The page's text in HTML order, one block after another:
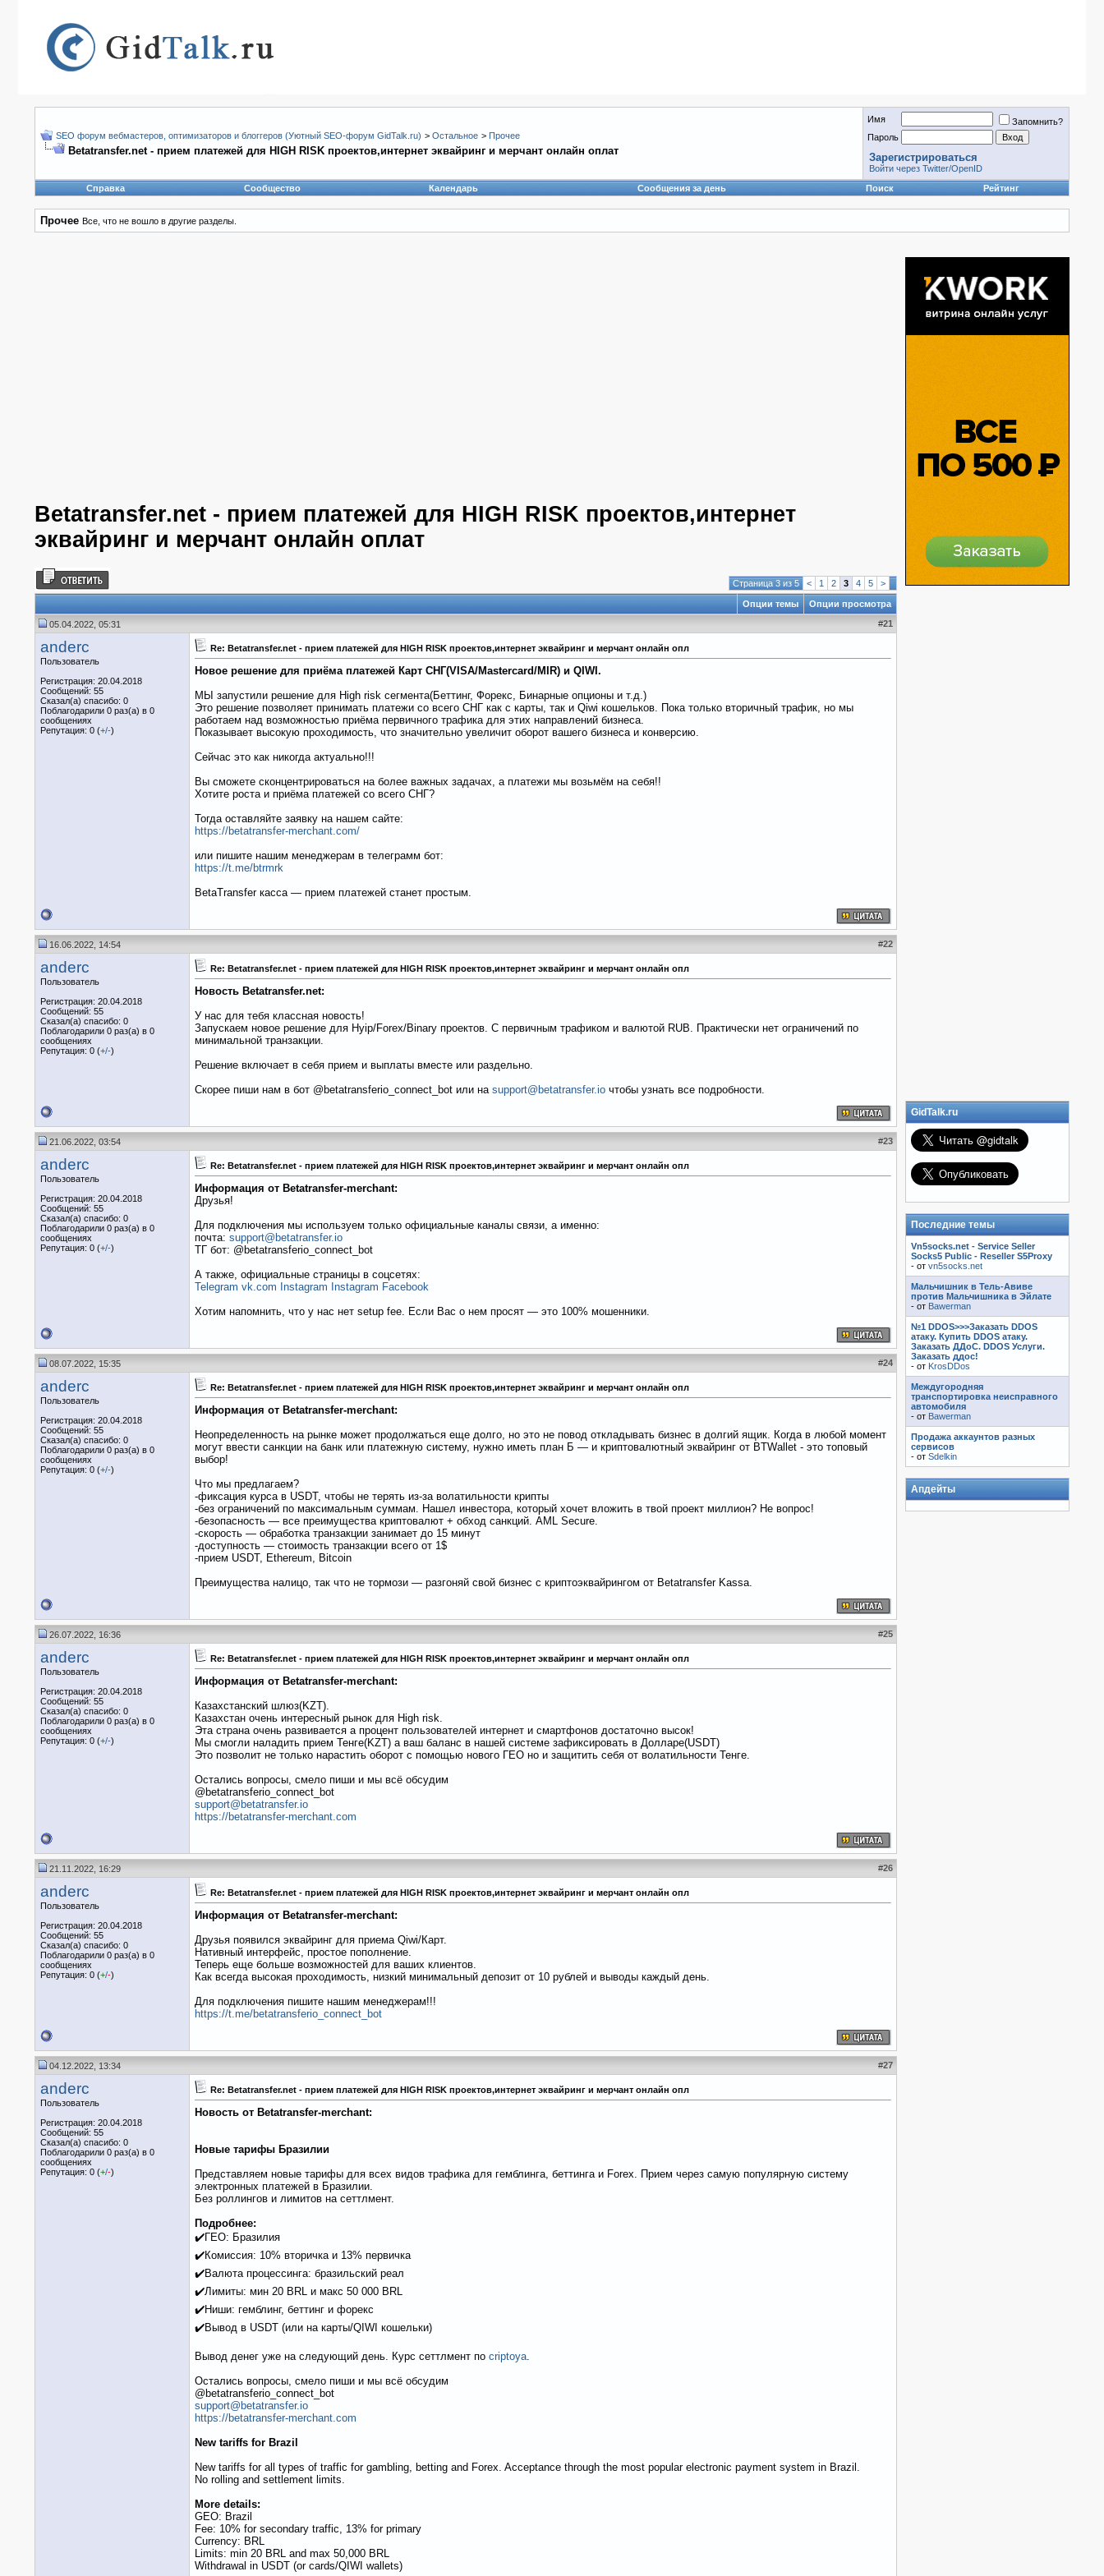
SEO форум вебмастеров, оптимизаторов и блоггеров (Уютный SEO-форум GidTalk.ru) > Остальное > Прочее
Betatransfer.net - прием платежей для HIGH RISK проектов,интернет эквайринг и мерчант онлайн оплат
Имя
Запомнить?
Пароль
Зарегистрироваться
Войти через Twitter/OpenID
Справка
Сообщество Календарь Сообщения за день Поиск Рейтинг
Прочее Все, что не вошло в другие разделы.
Betatransfer.net - прием платежей для HIGH RISK проектов,интернет
эквайринг и мерчант онлайн оплат
Страница 3 из 5 < 1 2 3 4 5 >
Опции темы Опции просмотра
05.04.2022, 05:31 #21
anderc
Пользователь
Регистрация: 20.04.2018
Сообщений: 55
Сказал(а) спасибо: 0
Поблагодарили 0 раз(а) в 0
сообщениях
Репутация: 0 (+/-)
Re: Betatransfer.net - прием платежей для HIGH RISK проектов,интернет эквайринг и мерчант онлайн опл
Новое решение для приёма платежей Карт СНГ(VISA/Mastercard/MIR) и QIWI.
МЫ запустили решение для High risk сегмента(Беттинг, Форекс, Бинарные опционы и т.д.)
Это решение позволяет принимать платежи со всего СНГ как с карты, так и Qiwi кошельков. Пока только вторичный трафик, но мы
работаем над возможностью приёма первичного трафика для этих направлений бизнеса.
Показывает высокую проходимость, что значительно увеличит оборот вашего бизнеса и конверсию.
Сейчас это как никогда актуально!!!
Вы сможете сконцентрироваться на более важных задачах, а платежи мы возьмём на себя!!
Хотите роста и приёма платежей со всего СНГ?
Тогда оставляйте заявку на нашем сайте:
https://betatransfer-merchant.com/
или пишите нашим менеджерам в телеграмм бот:
https://t.me/btrmrk
BetaTransfer касса — прием платежей станет простым.
16.06.2022, 14:54 #22
anderc
Пользователь
Регистрация: 20.04.2018
Сообщений: 55
Сказал(а) спасибо: 0
Поблагодарили 0 раз(а) в 0
сообщениях
Репутация: 0 (+/-)
Re: Betatransfer.net - прием платежей для HIGH RISK проектов,интернет эквайринг и мерчант онлайн опл
Новость Betatransfer.net:
У нас для тебя классная новость!
Запускаем новое решение для Hyip/Forex/Binary проектов. С первичным трафиком и валютой RUB. Практически нет ограничений по
минимальной транзакции.
Решение включает в себя прием и выплаты вместе или раздельно.
Скорее пиши нам в бот @betatransferio_connect_bot или на support@betatransfer.io чтобы узнать все подробности.
21.06.2022, 03:54 #23
anderc
Пользователь
Регистрация: 20.04.2018
Сообщений: 55
Сказал(а) спасибо: 0
Поблагодарили 0 раз(а) в 0
сообщениях
Репутация: 0 (+/-)
Re: Betatransfer.net - прием платежей для HIGH RISK проектов,интернет эквайринг и мерчант онлайн опл
Информация от Betatransfer-merchant:
Друзья!
Для подключения мы используем только официальные каналы связи, а именно:
почта: support@betatransfer.io
ТГ бот: @betatransferio_connect_bot
А также, официальные страницы в соцсетях:
Telegram vk.com Instagram Instagram Facebook
Хотим напомнить, что у нас нет setup fee. Если Вас о нем просят — это 100% мошенники.
08.07.2022, 15:35 #24
anderc
Пользователь
Регистрация: 20.04.2018
Сообщений: 55
Сказал(а) спасибо: 0
Поблагодарили 0 раз(а) в 0
сообщениях
Репутация: 0 (+/-)
Re: Betatransfer.net - прием платежей для HIGH RISK проектов,интернет эквайринг и мерчант онлайн опл
Информация от Betatransfer-merchant:
Неопределенность на рынке может продолжаться еще долго, но это не повод откладывать бизнес в долгий ящик. Когда в любой момент
могут ввести санкции на банк или платежную систему, нужно иметь план Б — и криптовалютный эквайринг от BTWallet - это топовый
выбор!
Что мы предлагаем?
-фиксация курса в USDT, чтобы не терять из-за волатильности крипты
-без ограничений по максимальным суммам. Нашел инвестора, который хочет вложить в твой проект миллион? Не вопрос!
-безопасность — все преимущества криптовалют + обход санкций. AML Secure.
-скорость — обработка транзакции занимает до 15 минут
-доступность — стоимость транзакции всего от 1$
-прием USDT, Ethereum, Bitcoin
Преимущества налицо, так что не тормози — разгоняй свой бизнес с криптоэквайрингом от Betatransfer Kassa.
26.07.2022, 16:36 #25
anderc
Пользователь
Регистрация: 20.04.2018
Сообщений: 55
Сказал(а) спасибо: 0
Поблагодарили 0 раз(а) в 0
сообщениях
Репутация: 0 (+/-)
Re: Betatransfer.net - прием платежей для HIGH RISK проектов,интернет эквайринг и мерчант онлайн опл
Информация от Betatransfer-merchant:
Казахстанский шлюз(KZT).
Казахстан очень интересный рынок для High risk.
Эта страна очень развивается а процент пользователей интернет и смартфонов достаточно высок!
Мы смогли наладить прием Тенге(KZT) а ваш баланс в нашей системе зафиксировать в Долларе(USDT)
Это позволит не только нарастить оборот с помощью нового ГЕО но и защитить себя от волатильности Тенге.
Остались вопросы, смело пиши и мы всё обсудим
@betatransferio_connect_bot
support@betatransfer.io
https://betatransfer-merchant.com
21.11.2022, 16:29 #26
anderc
Пользователь
Регистрация: 20.04.2018
Сообщений: 55
Сказал(а) спасибо: 0
Поблагодарили 0 раз(а) в 0
сообщениях
Репутация: 0 (+/-)
Re: Betatransfer.net - прием платежей для HIGH RISK проектов,интернет эквайринг и мерчант онлайн опл
Информация от Betatransfer-merchant:
Друзья появился эквайринг для приема Qiwi/Карт.
Нативный интерфейс, простое пополнение.
Теперь еще больше возможностей для ваших клиентов.
Как всегда высокая проходимость, низкий минимальный депозит от 10 рублей и выводы каждый день.
Для подключения пишите нашим менеджерам!!!
https://t.me/betatransferio_connect_bot
04.12.2022, 13:34 #27
anderc
Пользователь
Регистрация: 20.04.2018
Сообщений: 55
Сказал(а) спасибо: 0
Поблагодарили 0 раз(а) в 0
сообщениях
Репутация: 0 (+/-)
Re: Betatransfer.net - прием платежей для HIGH RISK проектов,интернет эквайринг и мерчант онлайн опл
Новость от Betatransfer-merchant:
Новые тарифы Бразилии
Представляем новые тарифы для всех видов трафика для гемблинга, беттинга и Forex. Прием через самую популярную систему
электронных платежей в Бразилии.
Без роллингов и лимитов на сеттлмент.
Подробнее:
✔️ГЕО: Бразилия
✔️Комиссия: 10% вторичка и 13% первичка
✔️Валюта процессинга: бразильский реал
✔️Лимиты: мин 20 BRL и макс 50 000 BRL
✔️Ниши: гемблинг, беттинг и форекс
✔️Вывод в USDT (или на карты/QIWI кошельки)
Вывод денег уже на следующий день. Курс сеттлмент по criptoya.
Остались вопросы, смело пиши и мы всё обсудим
@betatransferio_connect_bot
support@betatransfer.io
https://betatransfer-merchant.com
New tariffs for Brazil
New tariffs for all types of traffic for gambling, betting and Forex. Acceptance through the most popular electronic payment system in Brazil.
No rolling and settlement limits.
More details:
GEO: Brazil
Fee: 10% for secondary traffic, 13% for primary
Currency: BRL
Limits: min 20 BRL and max 50,000 BRL
Withdrawal in USDT (or cards/QIWI wallets)
GidTalk.ru
Последние темы
Vn5socks.net - Service Seller
Socks5 Public - Reseller S5Proxy
- от vn5socks.net
Мальчишник в Тель-Авиве
против Мальчишника в Эйлате
- от Bawerman
№1 DDOS>>>Заказать DDOS
атаку. Купить DDOS атаку.
Заказать ДДоС. DDOS Услуги.
Заказать ддос!
- от KrosDDos
Междугородняя
транспортировка неисправного
автомобиля
- от Bawerman
Продажа аккаунтов разных
сервисов
- от Sdelkin
Апдейты